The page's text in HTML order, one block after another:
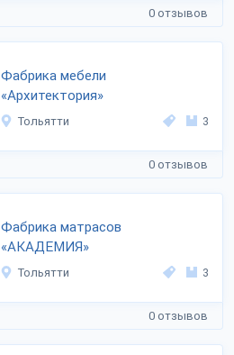
0 отзывов
Фабрика мебели
«Архитектория»
Тольятти 3
0 отзывов
Фабрика матрасов
«АКАДЕМИЯ»
Тольятти 3
0 отзывов